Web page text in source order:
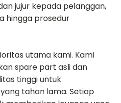
jujur kepada pelanggan,
hingga prosedur
utama kami. Kami
spare part asli dan
tinggi untuk
tahan lama. Setiap